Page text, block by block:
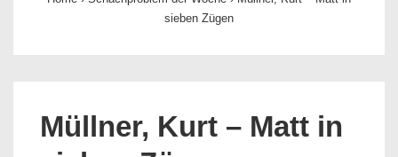
sieben Zügen
Müllner, Kurt – Matt in